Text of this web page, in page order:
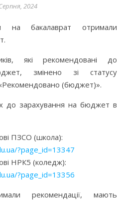
2024
які рекомендовані до
змінено зі статусу
(бюджет)».
до зарахування на бюджет в
ПЗСО (школа):
?page_id=13347
НРК5 (коледж):
?page_id=13356
рекомендації, мають